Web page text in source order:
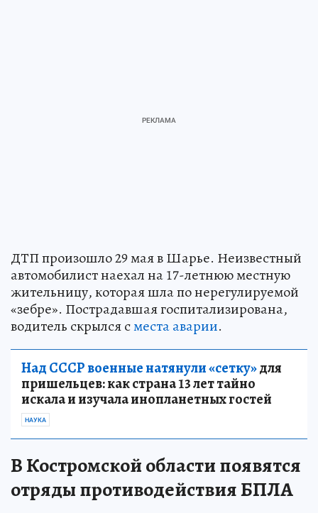
ДТП произошло 29 мая в Шарье. Неизвестный
автомобилист наехал на 17-летнюю местную
жительницу, которая шла по нерегулируемой
«зебре». Пострадавшая госпитализирована,
водитель скрылся сместа аварии.
Над СССР военные натянули «сетку»для
пришельцев: как страна 13 лет тайно
искала и изучала инопланетных гостей
НАУКА
В Костромской области появятся
отряды противодействия БПЛА